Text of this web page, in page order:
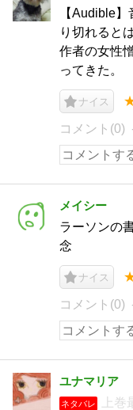
【Audible
り切れると
作者の女性
ってきた。
ナイス
コメント(0)
メイシー
ラーソンの
念
ナイス
コメント(0)
ユナマリア
ネタバレ
上